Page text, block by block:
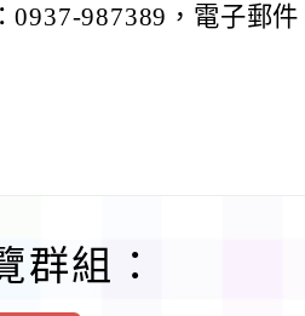
0937-987389，電子郵件
群組：